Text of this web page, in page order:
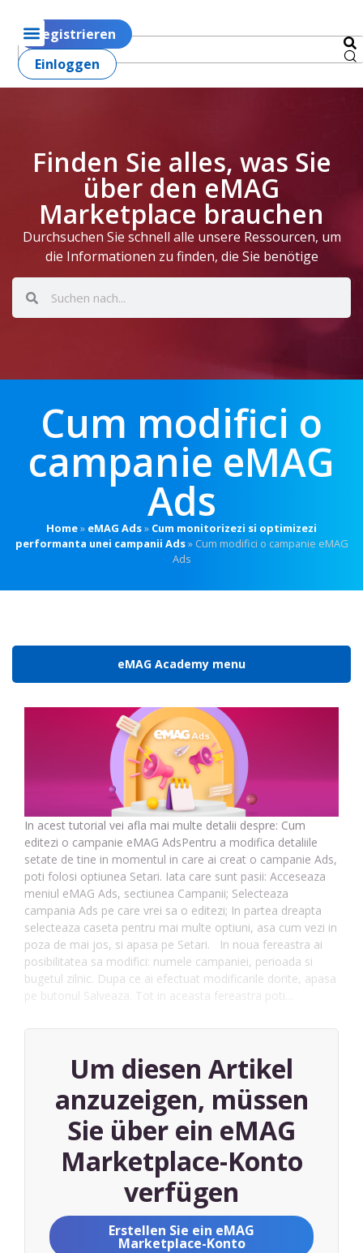
Registrieren
Einloggen
Finden Sie alles, was Sie
über den eMAG
Marketplace brauchen
Durchsuchen Sie schnell alle unsere Ressourcen, um
die Informationen zu finden, die Sie benötige
Cum modifici o
campanie eMAG
Ads
Home» eMAG Ads» Cum monitorizezi si optimizezi
performanta unei campanii Ads» Cum modifici o campanie eMAG
Ads
eMAG Academy menu
In acest tutorial vei afla mai multe detalii despre: Cum
editezi o campanie eMAG AdsPentru a modifica detaliile
setate de tine in momentul in care ai creat o campanie Ads,
poti folosi optiunea Setari. Iata care sunt pasii: Acceseaza
meniul eMAG Ads, sectiunea Campanii; Selecteaza
campania Ads pe care vrei sa o editezi; In partea dreapta
selecteaza caseta pentru mai multe optiuni, asa cum vezi in
poza de mai jos, si apasa pe Setari. In noua fereastra ai
posibilitatea sa modifici: numele campaniei, perioada si
bugetul zilnic. Dupa ce ai efectuat modificarile dorite, apasa
pe butonul Salveaza. Tot in aceasta fereastra poti…
Um diesen Artikel
anzuzeigen, müssen
Sie über ein eMAG
Marketplace-Konto
verfügen
Erstellen Sie ein eMAG
Marketplace-Konto